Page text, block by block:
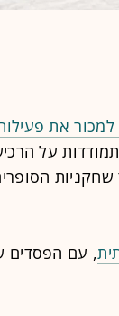
למכור את
על